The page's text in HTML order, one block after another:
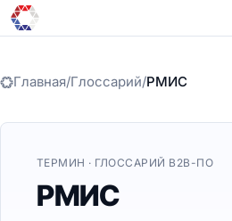
Главная/Глоссарий/РМИС
ТЕРМИН · ГЛОССАРИЙ B2B-ПО
РМИС